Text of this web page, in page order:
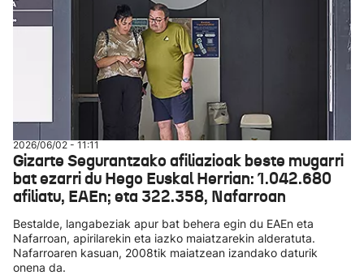
2026/06/02 - 11:11
Gizarte Segurantzako afiliazioak beste mugarri
bat ezarri du Hego Euskal Herrian: 1.042.680
afiliatu, EAEn; eta 322.358, Nafarroan
Bestalde, langabeziak apur bat behera egin du EAEn eta
Nafarroan, apirilarekin eta iazko maiatzarekin alderatuta.
Nafarroaren kasuan, 2008tik maiatzean izandako daturik
onena da.